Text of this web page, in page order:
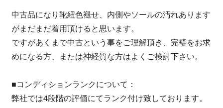
中古品になり靴紐色褪せ、内側やソールの汚れあります
がまだまだ着用頂けると思います。
ですがあくまで中古という事をご理解頂き、完璧をお求
めになる方、または神経質な方はよくご検討下さい。
■コンディションランクについて：
弊社では4段階の評価にてランク付け致しております。